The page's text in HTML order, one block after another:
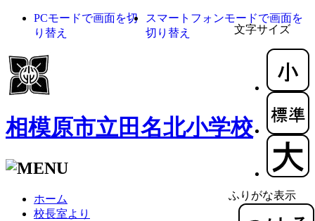
文字サイズ
ふりがな表示
PCモードで画面を切
り替え
スマートフォンモードで画面を
切り替え
相模原市立田名北小学校
ホーム
校長室より